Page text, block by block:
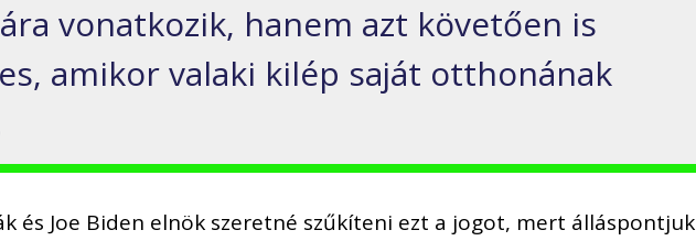
vonatkozik, hanem azt követően is
amikor valaki kilép saját otthonának
és Joe Biden elnök szeretné szűkíteni ezt a jogot, mert álláspontjuk